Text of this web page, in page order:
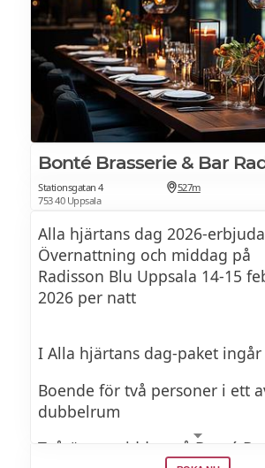
Stationsgatan 4
753 40 Uppsala
527m
Alla hjärtans dag 2026-
Övernattning och middag på
Radisson Blu Uppsala 14-15
2026 per natt
I Alla hjärtans dag-paket ingår
Boende för två personer i ett
dubbelrum
Tvårättersmiddag på Bonté